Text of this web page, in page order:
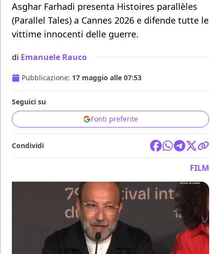
Asghar Farhadi presenta Histoires parallèles
(Parallel Tales) a Cannes 2026 e difende tutte le
vittime innocenti delle guerre.
di Emanuele Rauco
Pubblicazione: 17 maggio alle 07:53
Seguici su
Fonti preferite
Condividi
FILM